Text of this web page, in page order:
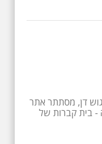
דן, מסתתר אתר
- בית קברות של